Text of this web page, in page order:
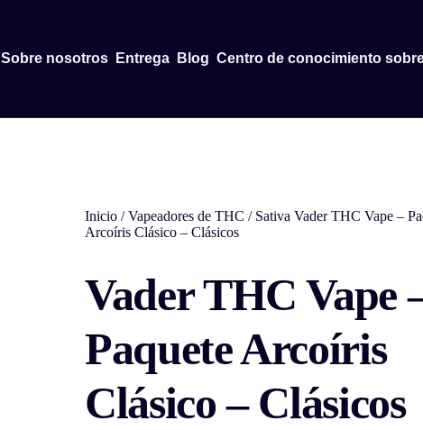
Sobre nosotros Entrega Blog Centro de conocimiento
Inicio /Vapeadores de THC / Sativa Vader THC Vape –
Arcoíris Clásico – Clásicos
Vader THC Vape
Paquete Arcoíris
Clásico – Clásicos